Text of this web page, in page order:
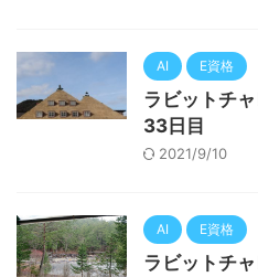
AI E資格
ラビットチ
33日目
2021/9/10
AI E資格
ラビットチ